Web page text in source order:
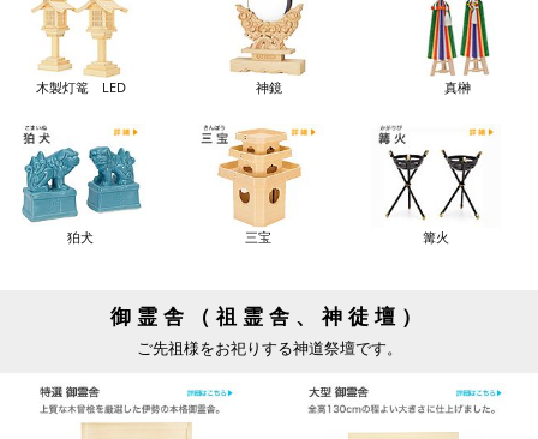
木製灯篭 LED 神鏡 真榊
狛犬 三宝 篝火
御霊舎（祖霊舎、神徒壇）
ご先祖様をお祀りする神道祭壇です。